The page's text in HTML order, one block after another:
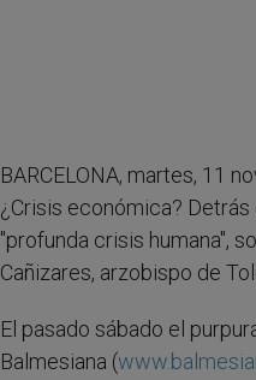
BARCELONA, martes, 11
¿Crisis económica?
"profunda crisis humana",
Cañizares, arzobispo de
El pasado sábado el
Balmesiana (